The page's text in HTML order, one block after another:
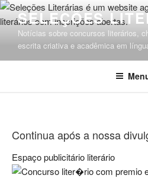
Pular
para
conteúdo
SELEÇÕES
Notícias sobre concursos literários,
escrita criativa e acadêmica em
Continua após a nossa
Espaço publicitário literário